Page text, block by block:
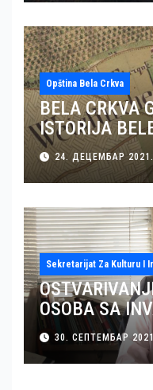
Opština Bela Crkva
BELA CRKVA
ISTORIJA
24. ДЕЦЕМБАР 2021.
Sekretarijat Za Kulturu I
OSOBA SA
TERITORIJI
– GRAD
30. СЕПТЕМБАР